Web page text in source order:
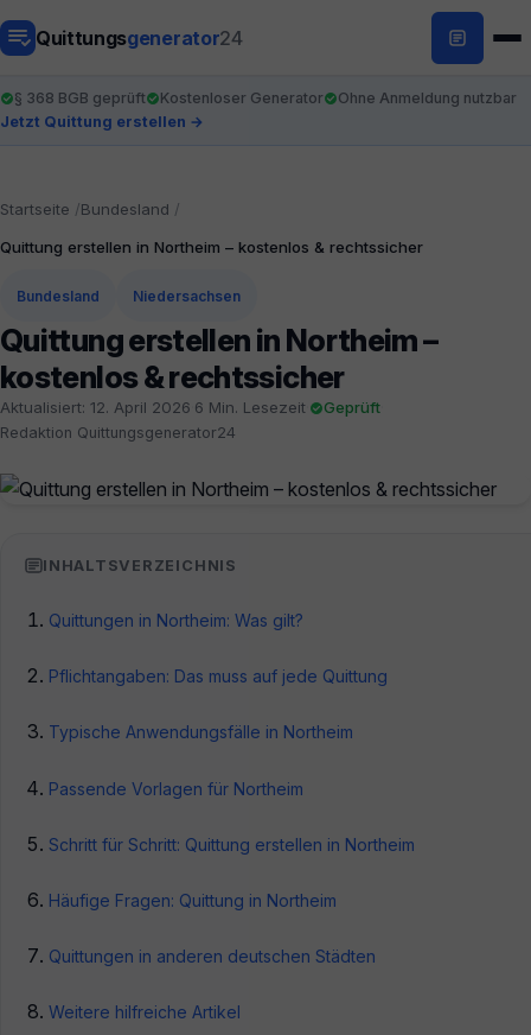
Quittungsgenerator24
§ 368 BGB geprüft Kostenloser Generator
Ohne Anmeldung nutzbar
Jetzt Quittung erstellen →
Startseite
Bundesland
Quittung erstellen in Northeim – kostenlos & rechtssicher
Bundesland Niedersachsen
Quittung erstellen in Northeim –
kostenlos & rechtssicher
Aktualisiert: 12. April 2026 6 Min. Lesezeit Geprüft
Redaktion Quittungsgenerator24
INHALTSVERZEICHNIS
Quittungen in Northeim: Was gilt?
Pflichtangaben: Das muss auf jede Quittung
Typische Anwendungsfälle in Northeim
Passende Vorlagen für Northeim
Schritt für Schritt: Quittung erstellen in Northeim
Häufige Fragen: Quittung in Northeim
Quittungen in anderen deutschen Städten
Weitere hilfreiche Artikel